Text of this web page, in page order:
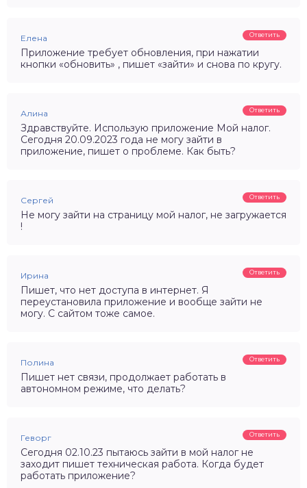
Елена Ответить
Приложение требует обновления, при нажатии
кнопки «обновить» , пишет «зайти» и снова по кругу.
Алина Ответить
Здравствуйте. Использую приложение Мой налог.
Сегодня 20.09.2023 года не могу зайти в
приложение, пишет о проблеме. Как быть?
Сергей Ответить
Не могу зайти на страницу мой налог, не загружается
!
Ирина Ответить
Пишет, что нет доступа в интернет. Я
переустановила приложение и вообще зайти не
могу. С сайтом тоже самое.
Полина Ответить
Пишет нет связи, продолжает работать в
автономном режиме, что делать?
Геворг Ответить
Сегодня 02.10.23 пытаюсь зайти в мой налог не
заходит пишет техническая работа. Когда будет
работать приложение?